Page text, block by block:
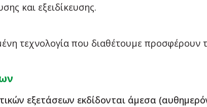
και εξειδίκευσης.
τεχνολογία που διαθέτουμε προσφέρουν
εξετάσεων εκδίδονται άμεσα